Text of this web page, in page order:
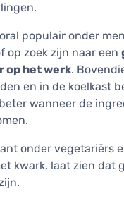
populair onder
op zoek zijn naar een
op het werk.
en in de koelkast
wanneer de
onder vegetariërs
kwark, laat zien dat